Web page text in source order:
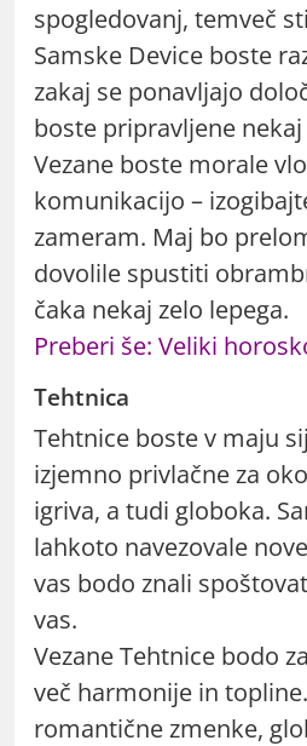
spogledovanj, temveč
Samske Device boste
zakaj se ponavljajo
boste pripravljene
Vezane boste morale
komunikacijo –
zameram. Maj bo
dovolile spustiti
čaka nekaj zelo lepega.
Preberi še: Veliki
Tehtnica
Tehtnice boste v maju
izjemno privlačne za
igriva, a tudi globoka.
lahkoto navezovale
vas bodo znali
vas.
Vezane Tehtnice bodo
več harmonije in
romantične zmenke,